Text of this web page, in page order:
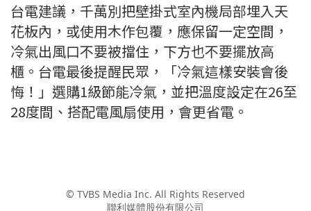
台電建議，千萬別把壁掛式室內機局部埋入天
花板內，或使用木作包覆，應保留一定空間，
冷氣出風口不要被擋住，下方也不要擺放高
櫃。台電最後提醒民眾，「冷氣這樣安裝會後
悔！」選購1級節能冷氣，並把溫度設定在26至
28度間、搭配電風扇使用，會更省電。
© TVBS Media Inc. All Rights Reserved
聯利媒體股份有限公司